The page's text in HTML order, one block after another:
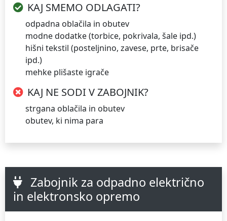
KAJ SMEMO ODLAGATI?
odpadna oblačila in obutev
modne dodatke (torbice, pokrivala, šale ipd.)
hišni tekstil (posteljnino, zavese, prte, brisače
ipd.)
mehke plišaste igrače
KAJ NE SODI V ZABOJNIK?
strgana oblačila in obutev
obutev, ki nima para
Zabojnik za odpadno električno
in elektronsko opremo